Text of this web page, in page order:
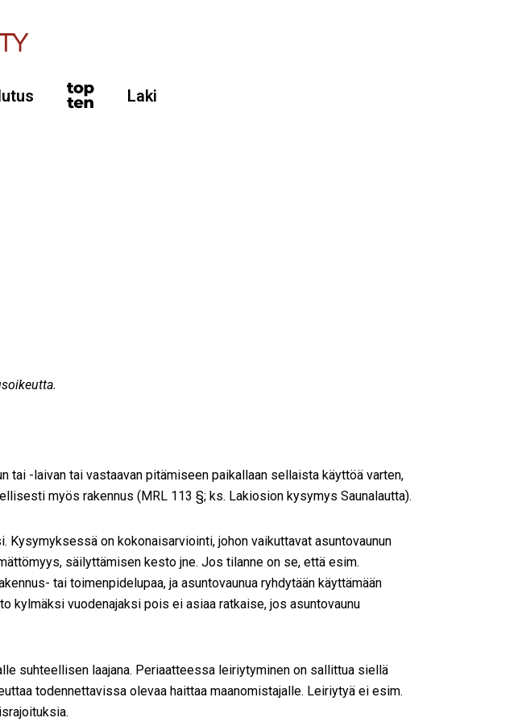
Laki
tai -laivan tai vastaavan pitämiseen paikallaan sellaista käyttöä varten,
myös rakennus (MRL 113 §; ks. Lakiosion kysymys Saunalautta).
on kokonaisarviointi, johon vaikuttavat asuntovaunun
säilyttämisen kesto jne. Jos tilanne on se, että esim.
tai toimenpidelupaa, ja asuntovaunua ryhdytään käyttämään
kylmäksi vuodenajaksi pois ei asiaa ratkaise, jos asuntovaunu
suhteellisen laajana. Periaatteessa leiriytyminen on sallittua siellä
todennettavissa olevaa haittaa maanomistajalle. Leiriytyä ei esim.